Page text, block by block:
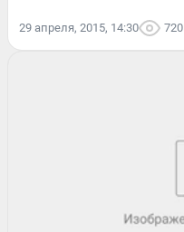
29 апреля, 2015, 14:30 720